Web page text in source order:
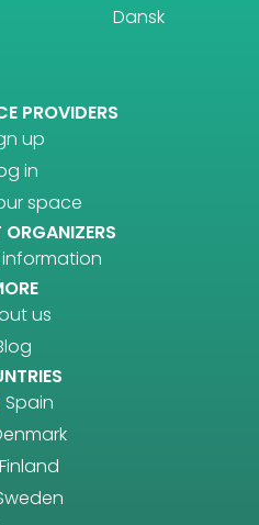
Dansk
PROVIDERS
up
in
space
ORGANIZERS
us
Spain
Finland